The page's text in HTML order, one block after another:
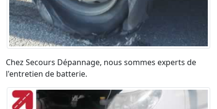
Chez Secours Dépannage, nous sommes experts de
l'entretien de batterie.